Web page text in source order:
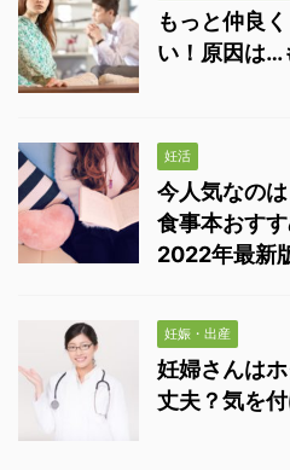
もっと仲良
い！原因は…
妊活
今人気なの
食事本おす
2022年最新
妊娠・出産
妊婦さんは
丈夫？気を